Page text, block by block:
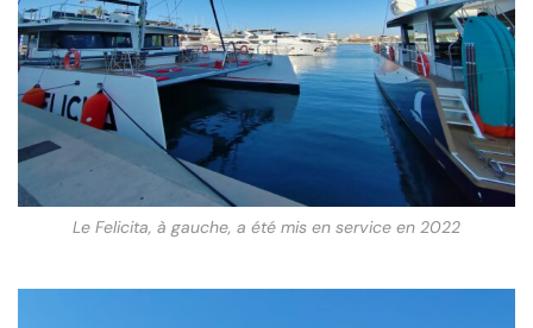
Le Felicita, à gauche, a été mis en service en 2022